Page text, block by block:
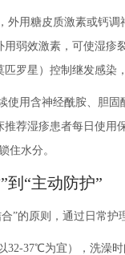
外用糖皮质激素或钙
弱效激素，可使湿疹
罗星）控制继发感染
使用含神经酰胺、胆
荐湿疹患者每日使用
住水分。
到“主动防护”
”的原则，通过日常护
32-37℃为宜），洗澡